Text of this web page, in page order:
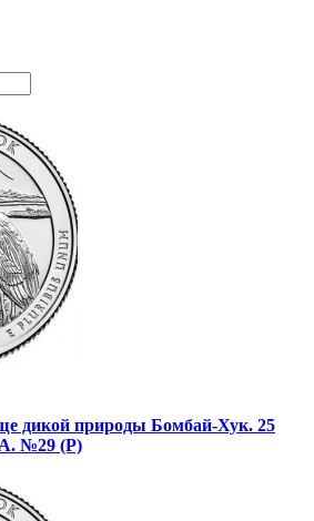
дикой природы Бомбай-Хук. 25
№29 (P)